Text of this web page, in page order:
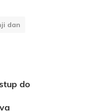
dan
do